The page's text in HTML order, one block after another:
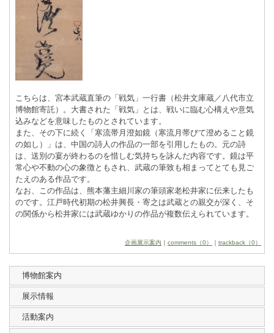
こちらは、宮本武蔵直筆の「戦気」一行書（松井文庫蔵／八代市立
博物館寄託）。大書された「戦気」とは、戦いに臨む心構えや意気
込みなどを意味したものとされています。
また、その下に続く「寒流帯月澄如鏡（寒流月帯びて澄めること鏡
の如し）」は、中国の詩人の作品の一部を引用したもの。元の詩
は、送別の宴が終わるのを惜しむ気持ちを詠んだ内容です。鏡は平
常心や不動の心の象徴ともされ、武蔵の筆致も相まってとても見ご
たえのある作品です。
なお、この作品は、熊本藩主細川家の筆頭家老松井家に伝来したも
のです。江戸時代初期の松井興長・寄之は武蔵との親交が深く、そ
の関係から松井家には武蔵ゆかりの作品が複数伝えられています。
企画展示案内 ｜ comments（0） ｜ trackback（0）
博物館案内
展示情報
活動案内